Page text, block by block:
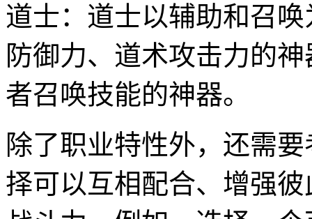
道士：道士以辅助和召
防御力、道术攻击力的
者召唤技能的神器。
除了职业特性外，还需
择可以互相配合、增强